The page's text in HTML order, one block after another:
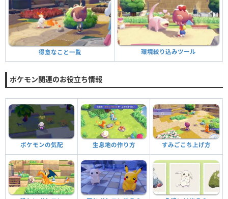
得意なこと一覧 環境絞り込みツール
ポケモン関連のお役立ち情報
ポケモンの気配 生息地の作り方 すみごこち上げ方